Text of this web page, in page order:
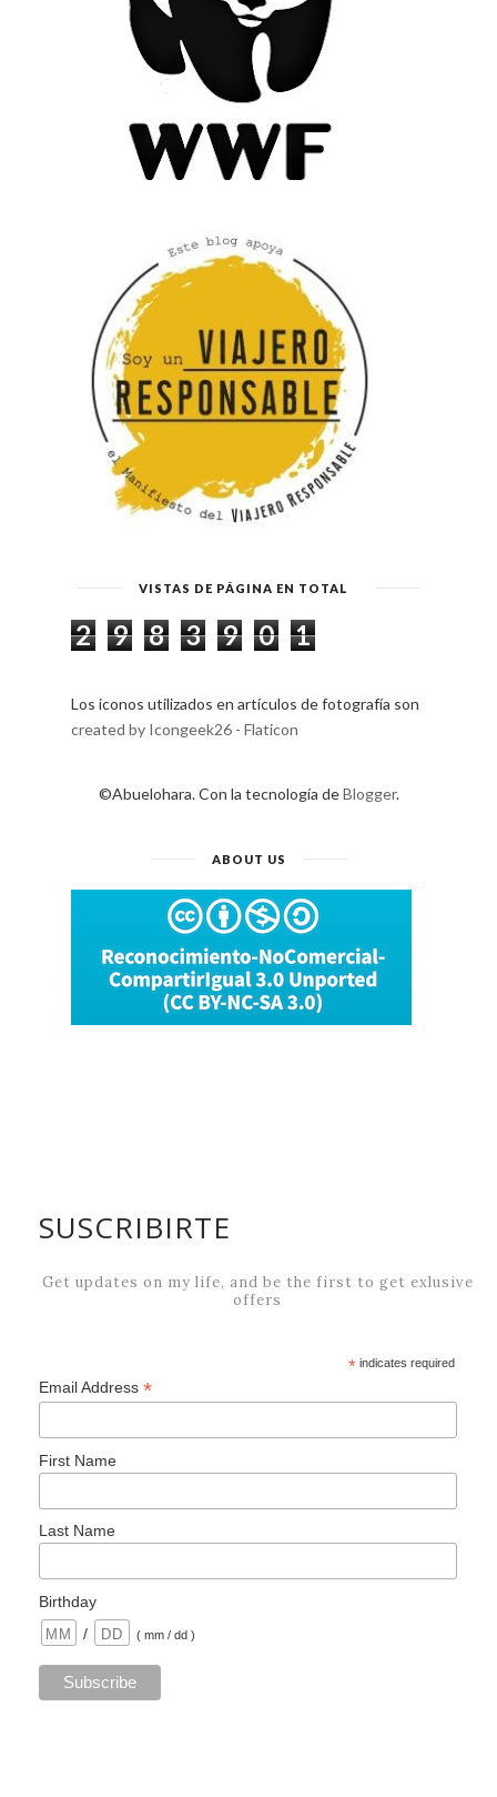
VISTAS DE PÁGINA EN TOTAL
2 9 8 3 9 0 1
Los iconos utilizados en artículos de fotografía son
created by Icongeek26 - Flaticon
©Abuelohara. Con la tecnología deBlogger.
ABOUT US
SUSCRIBIRTE
*indicates required
Email Address *
First Name
Last Name
Birthday
/
( mm / dd )